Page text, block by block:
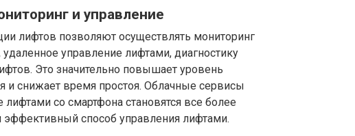
и управление
лифтов позволяют осуществлять мониторинг
управление лифтами, диагностику
Это значительно повышает уровень
и снижает время простоя. Облачные сервисы
со смартфона становятся все более
способ управления лифтами.